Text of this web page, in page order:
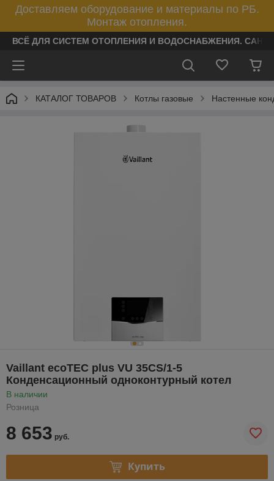
Доставляем оборудование и материалы по РБ.
Монтаж отопления.
ВСЁ ДЛЯ СИСТЕМ ОТОПЛЕНИЯ И ВОДОСНАБЖЕНИЯ.
КАТАЛОГ ТОВАРОВ Котлы газовые Настенные
Vaillant ecoTEC plus VU 35CS/1-5
Конденсационный одноконтурный котел
В наличии
Розница
8 653 руб.
Купить